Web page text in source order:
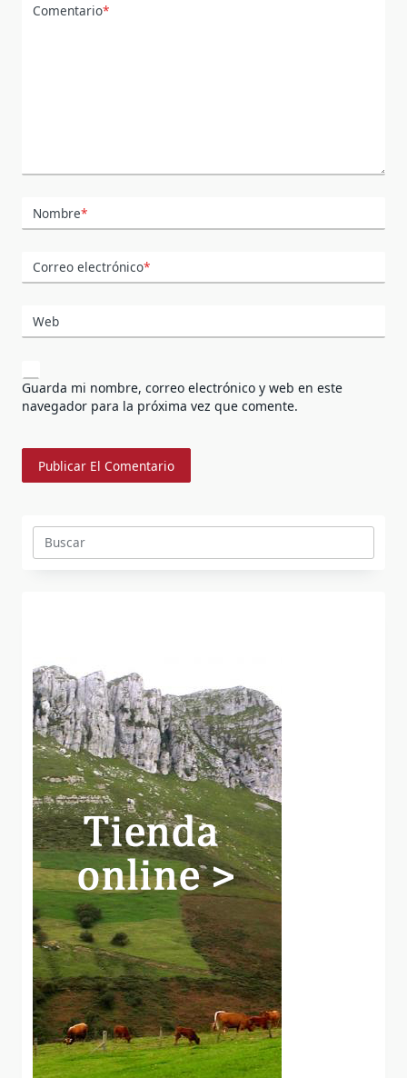
Comentario*
Nombre*
Correo electrónico*
Web
Guarda mi nombre, correo electrónico y web en este
navegador para la próxima vez que comente.
Buscar: